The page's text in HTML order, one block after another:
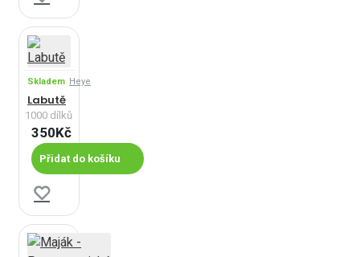
Skladem Heye
Labutě
1000 dílků
350Kč
Přidat do košíku